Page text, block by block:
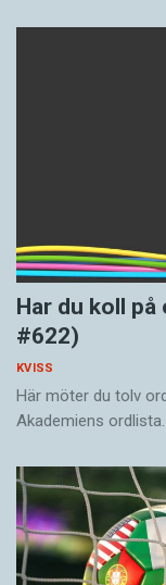
Har du koll på
#622)
KVISS
Här möter du tolv
Akademiens